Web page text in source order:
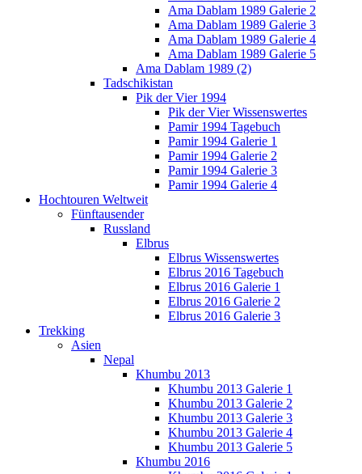
Ama Dablam 1989 Galerie 2
Ama Dablam 1989 Galerie 3
Ama Dablam 1989 Galerie 4
Ama Dablam 1989 Galerie 5
Ama Dablam 1989 (2)
Tadschikistan
Pik der Vier 1994
Pik der Vier Wissenswertes
Pamir 1994 Tagebuch
Pamir 1994 Galerie 1
Pamir 1994 Galerie 2
Pamir 1994 Galerie 3
Pamir 1994 Galerie 4
Hochtouren Weltweit
Fünftausender
Russland
Elbrus
Elbrus Wissenswertes
Elbrus 2016 Tagebuch
Elbrus 2016 Galerie 1
Elbrus 2016 Galerie 2
Elbrus 2016 Galerie 3
Trekking
Asien
Nepal
Khumbu 2013
Khumbu 2013 Galerie 1
Khumbu 2013 Galerie 2
Khumbu 2013 Galerie 3
Khumbu 2013 Galerie 4
Khumbu 2013 Galerie 5
Khumbu 2016